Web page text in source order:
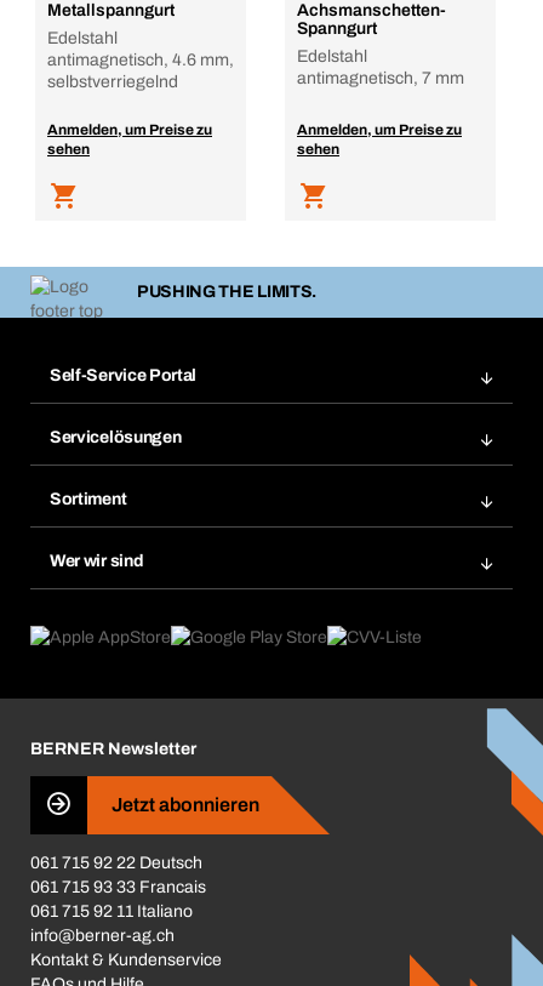
Metallspanngurt
Edelstahl
antimagnetisch, 4.6 mm,
selbstverriegelnd
Anmelden, um Preise zu
sehen
Achsmanschetten-
Spanngurt
Edelstahl
antimagnetisch, 7 mm
Anmelden, um Preise zu
sehen
PUSHING THE LIMITS.
Self-Service Portal
Merklisten
Nachbestellung
Dauerauftrag
Servicelösungen
Gefahrenstoffdatenbank
eProcurement
Produktfinder
Sortiment
Wer wir sind
Was uns antreibt
Business Conduct
BERNER Newsletter
Jetzt abonnieren
061 715 92 22 Deutsch
061 715 93 33 Francais
061 715 92 11 Italiano
info@berner-ag.ch
Kontakt & Kundenservice